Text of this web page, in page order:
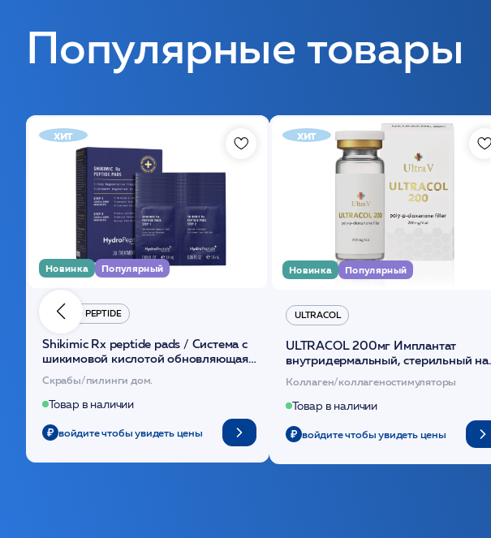
Популярные товары
хит
Новинка Популярный
HYDRO PEPTIDE
Shikimic Rx peptide pads / Cистема с
шикимовой кислотой обновляющая
(30шт) /HP
Скрабы/пилинги дом.
Товар в наличии
войдите чтобы увидеть цены
хит
Новинка Популярный
ULTRACOL
ULTRACOL 200мг Имплантат
внутридермальный, стерильный на
основе полидиоксанона /ULTRACOL
Коллаген/коллагеностимуляторы
Товар в наличии
войдите чтобы увидеть цены